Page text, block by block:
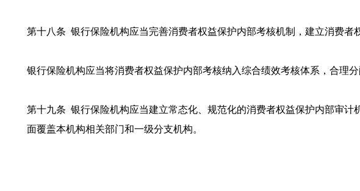
第十八条 银行保险机构应当完善消费者权益保护内部考核机制，建立消费者
银行保险机构应当将消费者权益保护内部考核纳入综合绩效考核体系，合理
第十九条 银行保险机构应当建立常态化、规范化的消费者权益保护内部审
面覆盖本机构相关部门和一级分支机构。